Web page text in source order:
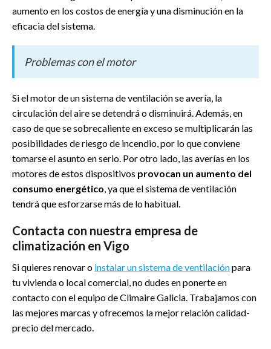
aumento en los costos de energía y una disminución en la
eficacia del sistema.
Problemas con el motor
Si el motor de un sistema de ventilación se avería, la
circulación del aire se detendrá o disminuirá. Además, en
caso de que se sobrecaliente en exceso se multiplicarán las
posibilidades de riesgo de incendio, por lo que conviene
tomarse el asunto en serio. Por otro lado, las averías en los
motores de estos dispositivos provocan un aumento del
consumo energético, ya que el sistema de ventilación
tendrá que esforzarse más de lo habitual.
Contacta con nuestra empresa de
climatización en Vigo
Si quieres renovar o instalar un sistema de ventilaciónpara
tu vivienda o local comercial, no dudes en ponerte en
contacto con el equipo de Climaire Galicia. Trabajamos con
las mejores marcas y ofrecemos la mejor relación calidad-
precio del mercado.